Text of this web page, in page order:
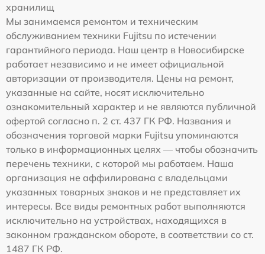
хранилищ
Мы занимаемся ремонтом и техническим
обслуживанием техники Fujitsu по истечении
гарантийного периода. Наш центр в Новосибирске
работает независимо и не имеет официальной
авторизации от производителя. Цены на ремонт,
указанные на сайте, носят исключительно
ознакомительный характер и не являются публичной
офертой согласно п. 2 ст. 437 ГК РФ. Названия и
обозначения торговой марки Fujitsu упоминаются
только в информационных целях — чтобы обозначить
перечень техники, с которой мы работаем. Наша
организация не аффилирована с владельцами
указанных товарных знаков и не представляет их
интересы. Все виды ремонтных работ выполняются
исключительно на устройствах, находящихся в
законном гражданском обороте, в соответствии со ст.
1487 ГК РФ.